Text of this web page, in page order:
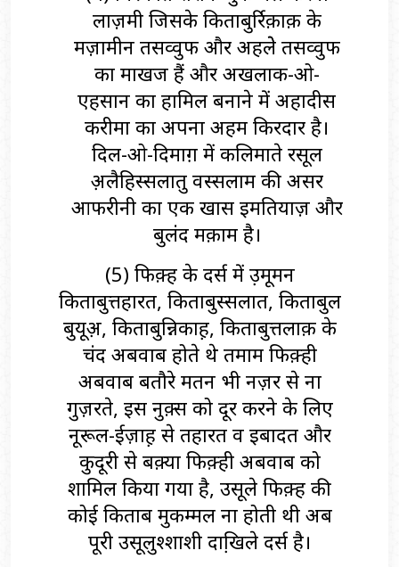
लाज़मी जिसके किताबुर्रिक़ाक़ के
मज़ामीन तसव्वुफ और अहलेे तसव्वुफ
का माखज हैं और अखलाक-ओ-
एहसान का हामिल बनाने में अहादीस
करीमा का अपना अहम किरदार है।
दिल-ओ-दिमाग़ में कलिमाते रसूल
अ़लैहिस्सलातु वस्सलाम की असर
आफरीनी का एक खास इमतियाज़ और
बुलंद मक़ाम है।
(5) फिक़्ह के दर्स में उ़मूमन
किताबुत्तहारत, किताबुस्सलात, किताबुल
बुयूअ़, किताबुन्निकाह़, किताबुत्तलाक़ के
चंद अबवाब होते थे तमाम फिक़्ही
अबवाब बतौरे मतन भी नज़र से ना
गुज़रते, इस नुक़्स को दूर करने के लिए
नूरूल-ईज़ाह़ से तहारत व इबादत और
कुदूरी से बक़्या फिक़्ही अबवाब को
शामिल किया गया है, उसूले फिक़्ह की
कोई किताब मुकम्मल ना होती थी अब
पूरी उसूलुश्शाशी दाखि़ले दर्स है।